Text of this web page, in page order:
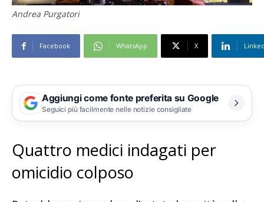
Andrea Purgatori
Facebook WhatsApp X
Aggiungi come fonte preferita su Google
Seguici più facilmente nelle notizie consigliate
Quattro medici indagati per
omicidio colposo